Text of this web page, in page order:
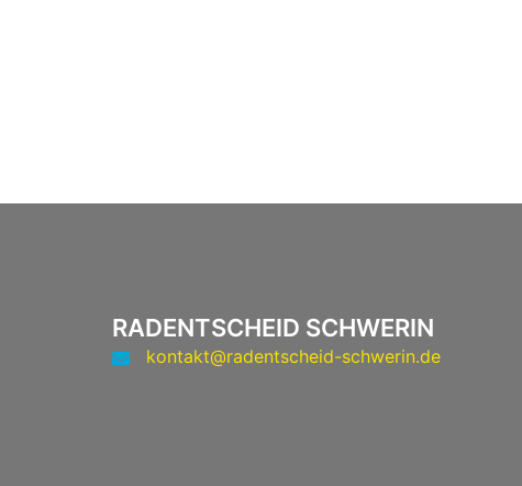
RADENTSCHEID SCHWERIN
kontakt@radentscheid-schwerin.de